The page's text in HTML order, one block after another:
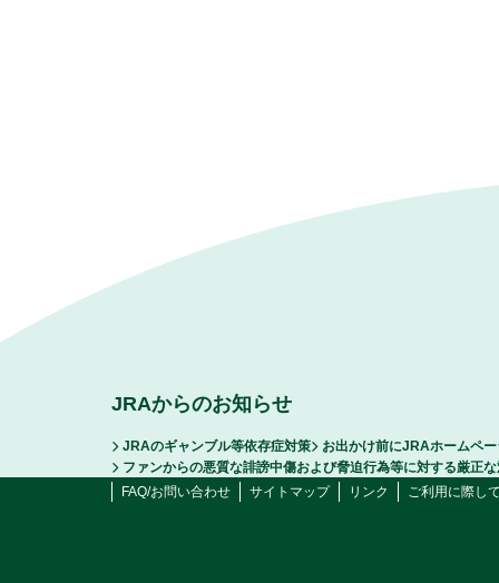
JRAからのお知らせ
JRAのギャンブル等依存症対策
お出かけ前にJRAホームペ
ファンからの悪質な誹謗中傷および脅迫行為等に対する厳正
FAQ/お問い合わせ
サイトマップ リンク ご利用に際し